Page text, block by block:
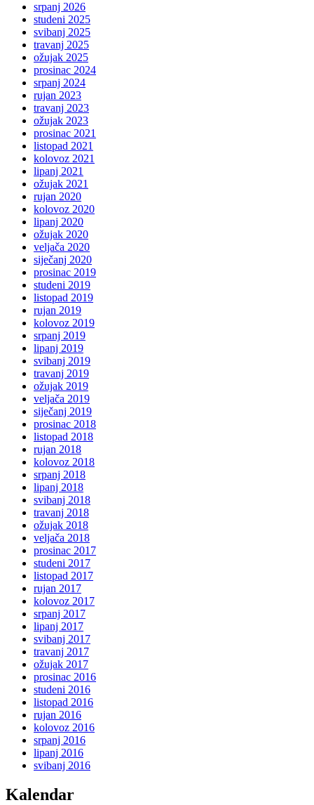
srpanj 2026
studeni 2025
svibanj 2025
travanj 2025
ožujak 2025
prosinac 2024
srpanj 2024
rujan 2023
travanj 2023
ožujak 2023
prosinac 2021
listopad 2021
kolovoz 2021
lipanj 2021
ožujak 2021
rujan 2020
kolovoz 2020
lipanj 2020
ožujak 2020
veljača 2020
siječanj 2020
prosinac 2019
studeni 2019
listopad 2019
rujan 2019
kolovoz 2019
srpanj 2019
lipanj 2019
svibanj 2019
travanj 2019
ožujak 2019
veljača 2019
siječanj 2019
prosinac 2018
listopad 2018
rujan 2018
kolovoz 2018
srpanj 2018
lipanj 2018
svibanj 2018
travanj 2018
ožujak 2018
veljača 2018
prosinac 2017
studeni 2017
listopad 2017
rujan 2017
kolovoz 2017
srpanj 2017
lipanj 2017
svibanj 2017
travanj 2017
ožujak 2017
prosinac 2016
studeni 2016
listopad 2016
rujan 2016
kolovoz 2016
srpanj 2016
lipanj 2016
svibanj 2016
Kalendar